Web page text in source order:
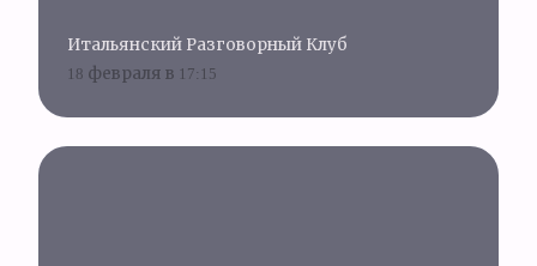
Итальянский Разговорный Клуб
18 февраля в 17:15